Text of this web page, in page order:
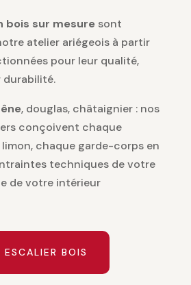
bois sur mesure sont
atelier ariégeois à partir
pour leur qualité,
durabilité.
, douglas, châtaignier : nos
conçoivent chaque
chaque garde-corps en
techniques de votre
de votre intérieur
BOIS